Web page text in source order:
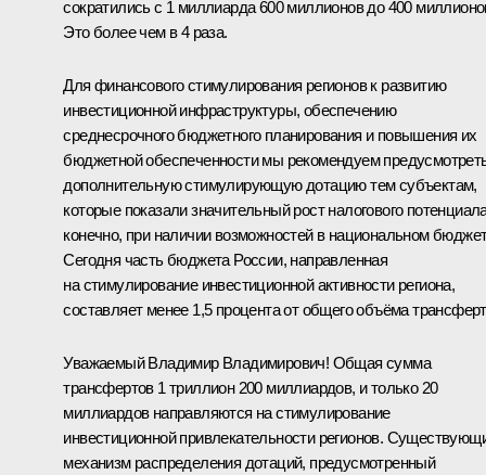
сократились с 1 миллиарда 600 миллионов до 400
Это более чем в 4 раза.
Для финансового стимулирования регионов к развитию
инвестиционной инфраструктуры, обеспечению
среднесрочного бюджетного планирования и повышения их
бюджетной обеспеченности мы рекомендуем
дополнительную стимулирующую дотацию тем субъектам,
которые показали значительный рост налогового
конечно, при наличии возможностей в национальном
Сегодня часть бюджета России, направленная
на стимулирование инвестиционной активности региона,
составляет менее 1,5 процента от общего объёма
Уважаемый Владимир Владимирович! Общая сумма
трансфертов 1 триллион 200 миллиардов, и только 20
миллиардов направляются на стимулирование
инвестиционной привлекательности регионов.
механизм распределения дотаций, предусмотренный